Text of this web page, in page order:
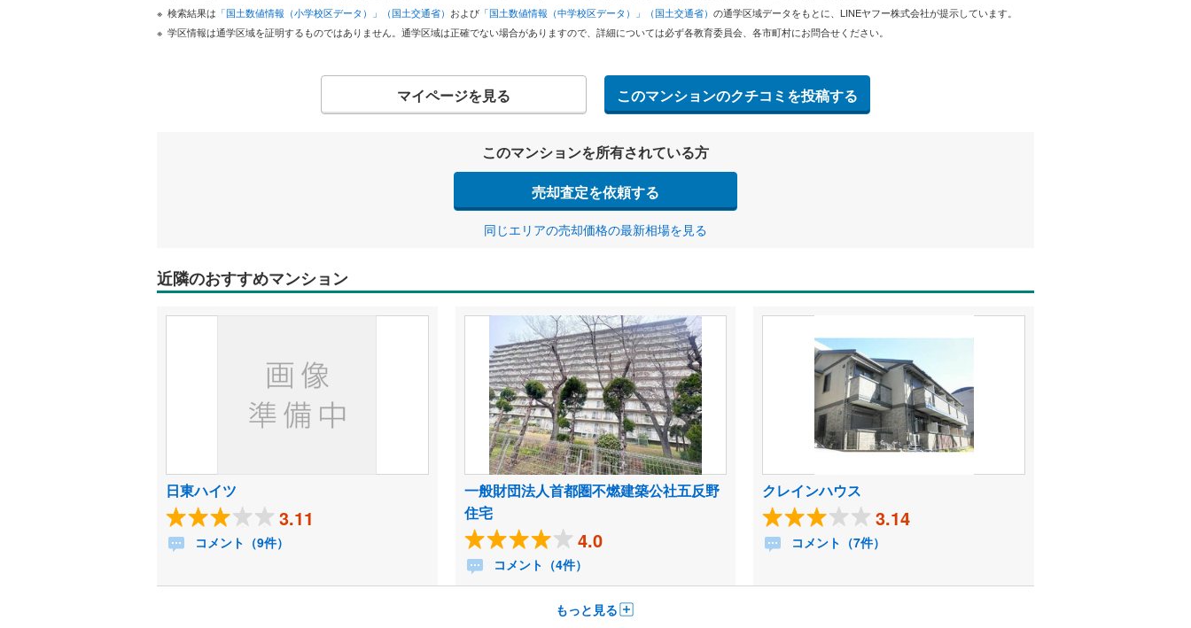
検索結果は 「国土数値情報（小学校区データ）」（国土交通省） および 「国土数値情報（中学校区データ）」（国土交通省） の通学区域データをもとに、LINEヤフー株式会社が提示しています。
学区情報は通学区域を証明するものではありません。通学区域は正確でない場合がありますので、詳細については必ず各教育委員会、各市町村にお問合せください。
マイページを見る このマンションのクチコミを投稿する
このマンションを所有されている方
売却査定を依頼する
同じエリアの売却価格の最新相場を見る
近隣のおすすめマンション
日東ハイツ
3.11
コメント（9件）
一般財団法人首都圏不燃建築公社五反野
住宅
4.0
コメント（4件）
クレインハウス
3.14
コメント（7件）
もっと見る